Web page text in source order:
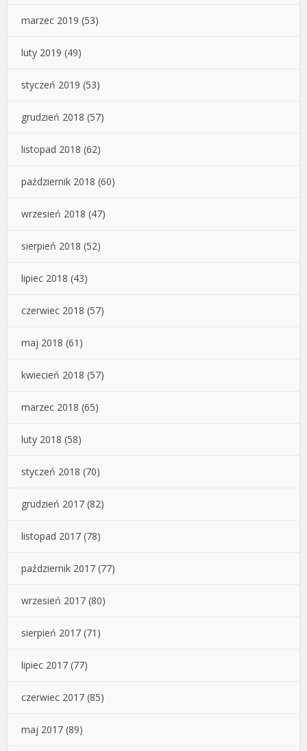
marzec 2019 (53)
luty 2019 (49)
styczeń 2019 (53)
grudzień 2018 (57)
listopad 2018 (62)
październik 2018 (60)
wrzesień 2018 (47)
sierpień 2018 (52)
lipiec 2018 (43)
czerwiec 2018 (57)
maj 2018 (61)
kwiecień 2018 (57)
marzec 2018 (65)
luty 2018 (58)
styczeń 2018 (70)
grudzień 2017 (82)
listopad 2017 (78)
październik 2017 (77)
wrzesień 2017 (80)
sierpień 2017 (71)
lipiec 2017 (77)
czerwiec 2017 (85)
maj 2017 (89)